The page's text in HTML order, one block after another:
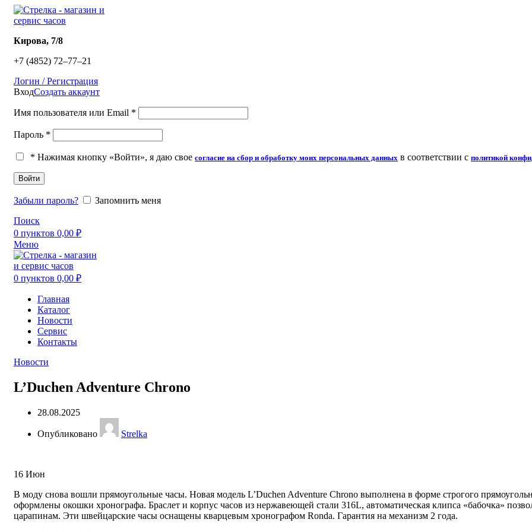
​Кирова, 7/8
+7 (4852) 72‒77‒21
Логин / Регистрация
ВходСоздать аккаунт
Имя пользователя или Email *
Пароль *
* Нажимая кнопку «Войти», я даю свое согласие на сбор и обработку моих персональных данных в соответствии с политикой
Войти
Забыли пароль?
Запомнить меня
Поиск
0 пунктов 0,00 ₽
Меню
0 пунктов 0,00 ₽
Главная
Каталог
Новости
Сервис
Контакты
Новости
L’Duchen Adventure Chrono
28.08.2025
Опубликовано Strelka
16 Июн
В моду снова вошли прямоугольные часы. Новая модель L’Duchen Adventure Chrono выполнена в форме строгого
оформлены окошки хронографа. Браслет и корпус часов из нержавеющей стали 316L, автоматическая клипса «бабочка»
царапинам. Эти швейцарские часы оснащены кварцевым хронографом Ronda. Гарантия на механизм 2 года.